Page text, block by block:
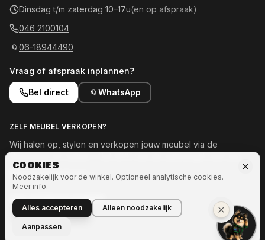
Dinsdag t/m zaterdag 10–17u(en op afspraak)
046 2100104
06-18944490
Vraag of afspraak inplannen?
Bel direct WhatsApp
ZELF MEUBEL VERKOPEN?
Wij halen op, stylen en verkopen jouw meubel via de
Meld je meubel aan →
OOK INTERESSE IN MEER?
Naar Ozze.Shop →
COOKIES
Noodzakelijk voor de winkel. Optioneel analytische cookies.
Meer info.
Alles accepteren Alleen noodzakelijk
Aanpassen